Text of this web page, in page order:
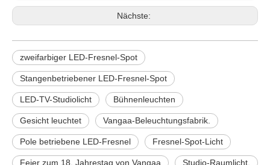
Nächste:
zweifarbiger LED-Fresnel-Spot
Stangenbetriebener LED-Fresnel-Spot
LED-TV-Studiolicht Bühnenleuchten
Gesicht leuchtet Vangaa-Beleuchtungsfabrik.
Pole betriebene LED-Fresnel Fresnel-Spot-Licht
Feier zum 18. Jahrestag von Vangaa Studio-Raumlicht.